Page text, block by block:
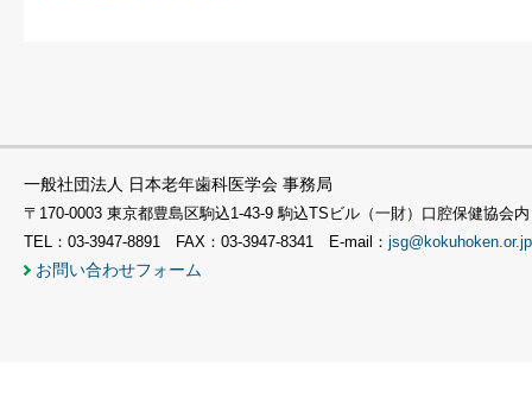
一般社団法人 日本老年歯科医学会 事務局
〒170-0003 東京都豊島区駒込1-43-9 駒込TSビル（一財）口腔保健協会内
TEL：03-3947-8891 FAX：03-3947-8341 E-mail： jsg@kokuhoken.or.jp
お問い合わせフォーム